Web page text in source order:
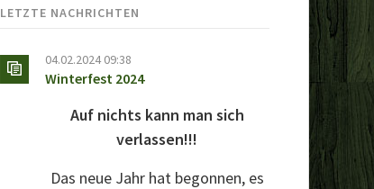
LETZTE NACHRICHTEN
04.02.2024 09:38
Winterfest 2024
Auf nichts kann man sich
verlassen!!!
Das neue Jahr hat begonnen, es